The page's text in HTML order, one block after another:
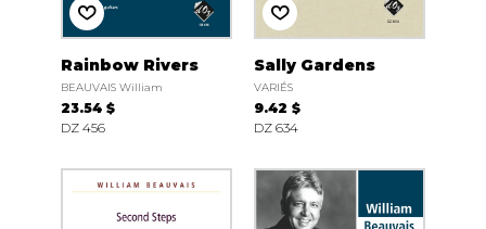
Rainbow Rivers
BEAUVAIS William
23.54 $
DZ 456
Sally Gardens
VARIÉS
9.42 $
DZ 634